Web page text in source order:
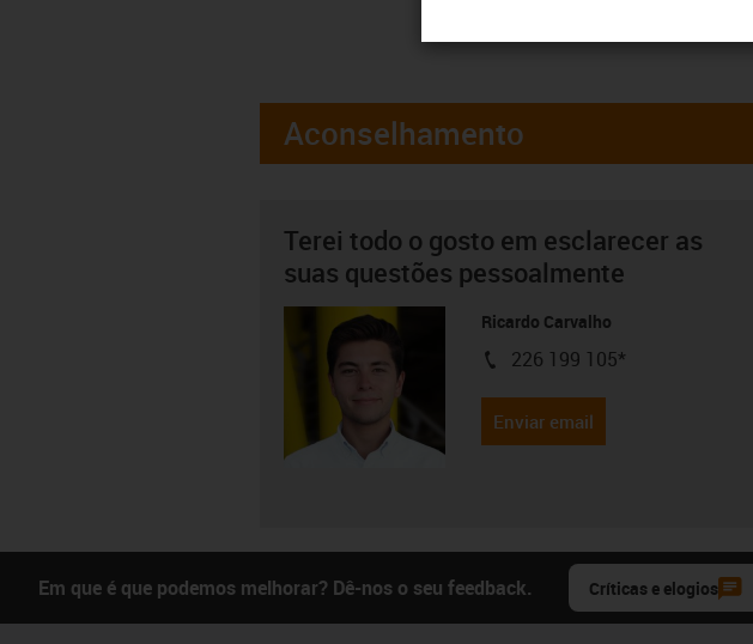
Aconselhamento
Terei todo o gosto em esclarecer as
suas questões pessoalmente
Ricardo Carvalho
igus-icon-phone
226 199 105*
Enviar email
Em que é que podemos melhorar? Dê-nos o seu feedback. Críticas e elogios